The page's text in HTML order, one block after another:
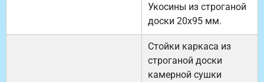
Укосины из строганой
доски 20х95 мм.
Стойки каркаса из
строганой доски
камерной сушки